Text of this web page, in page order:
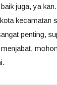
juga, ya
kecamatan
penting,